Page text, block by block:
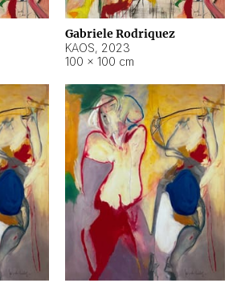
Gabriele Rodriquez
KAOS, 2023
100 × 100 cm